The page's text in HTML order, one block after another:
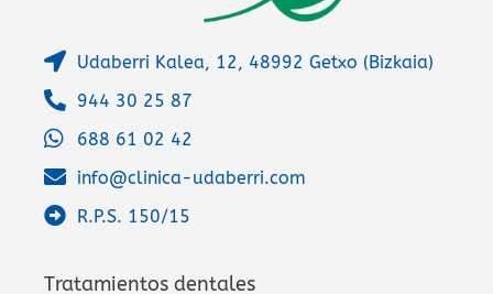
Udaberri Kalea, 12, 48992 Getxo (Bizkaia)
944 30 25 87
688 61 02 42
info@clinica-udaberri.com
R.P.S. 150/15
Tratamientos dentales